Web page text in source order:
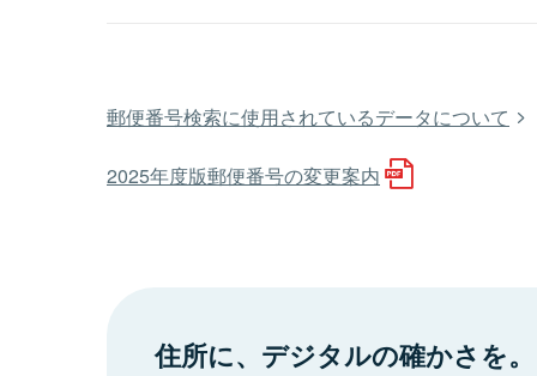
郵便番号検索に使用されているデータについて
2025年度版郵便番号の変更案内
住所に、デジタルの確かさを。